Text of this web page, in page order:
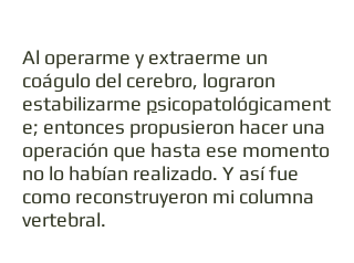
Al operarme y extraerme un
coágulo del cerebro, lograron
estabilizarme psicopatológicament
e; entonces propusieron hacer una
operación que hasta ese momento
no lo habían realizado. Y así fue
como reconstruyeron mi columna
vertebral.